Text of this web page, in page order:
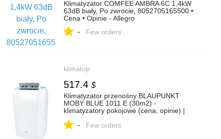
Klimatyzator COMFEE AMBRA 6C 1,4kW
63dB biały, Po zwrocie, 8052705165500 •
Cena • Opinie - Allegro
- Few orders
klimatop
517.4 $
Klimatyzator przenośny BLAUPUNKT
MOBY BLUE 1011 E (30m2) -
klimatyzatory pokojowe (cena, opinie) |
- Few orders